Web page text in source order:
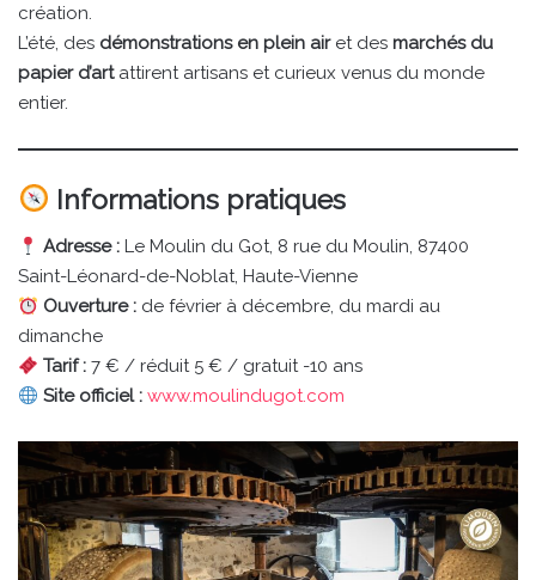
création.
L’été, des démonstrations en plein airet des marchés du
papier d’artattirent artisans et curieux venus du monde
entier.
Informations pratiques
Adresse : Le Moulin du Got, 8 rue du Moulin, 87400
Saint-Léonard-de-Noblat, Haute-Vienne
Ouverture : de février à décembre, du mardi au
dimanche
Tarif : 7 € / réduit 5 € / gratuit -10 ans
Site officiel : www.moulindugot.com